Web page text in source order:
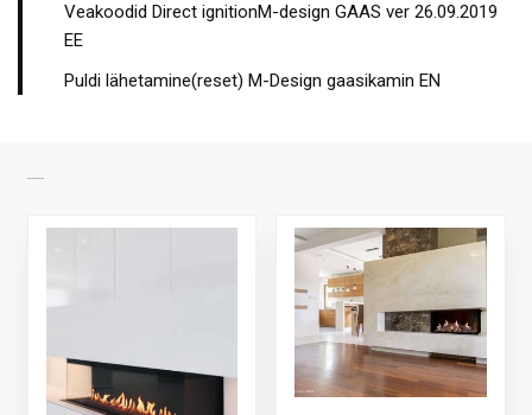
Veakoodid Direct ignitionM-design GAAS ver 26.09.2019
EE
Puldi lähetamine(reset) M-Design gaasikamin EN